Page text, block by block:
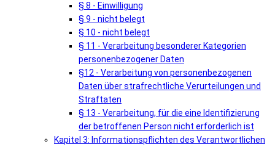
§ 8 - Einwilligung
§ 9 - nicht belegt
§ 10 - nicht belegt
§ 11 - Verarbeitung besonderer Kategorien
personenbezogener Daten
§12 - Verarbeitung von personenbezogenen
Daten über strafrechtliche Verurteilungen und
Straftaten
§ 13 - Verarbeitung, für die eine Identifizierung
der betroffenen Person nicht erforderlich ist
Kapitel 3: Informationspflichten des Verantwortlichen